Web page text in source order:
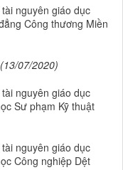
nguyên giáo dục
Công thương Miền
(13/07/2020)
nguyên giáo dục
Sư phạm Kỹ thuật
nguyên giáo dục
Công nghiệp Dệt